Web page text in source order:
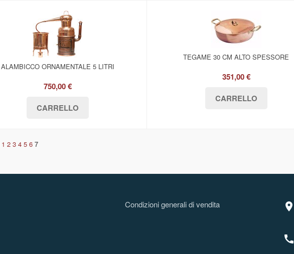
ALAMBICCO ORNAMENTALE 5 LITRI
750,00 €
TEGAME 30 CM ALTO SPESSORE
351,00 €
1 2 3 4 5 6 7
Condizioni generali di vendita location_on
call